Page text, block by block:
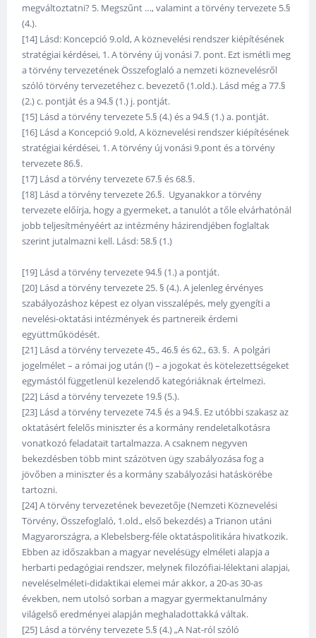
megváltoztatni? 5. Megszűnt …, valamint a törvény tervezete 5.§
(4.).
[14] Lásd: Koncepció 9.old, A köznevelési rendszer kiépítésének
stratégiai kérdései, 1. A törvény új vonási 7. pont. Ezt ismétli meg
a törvény tervezetének Összefoglaló a nemzeti köznevelésről
szóló törvény tervezetéhez c. bevezető (1.old.). Lásd még a 77.§
(2.) c. pontját és a 94.§ (1.) j. pontját.
[15] Lásd a törvény tervezete 5.§ (4.) és a 94.§ (1.) a. pontját.
[16] Lásd a Koncepció 9.old, A köznevelési rendszer kiépítésének
stratégiai kérdései, 1. A törvény új vonási 9.pont és a törvény
tervezete 86.§.
[17] Lásd a törvény tervezete 67.§ és 68.§.
[18] Lásd a törvény tervezete 26.§. Ugyanakkor a törvény
tervezete előírja, hogy a gyermeket, a tanulót a tőle elvárhatónál
jobb teljesítményéért az intézmény házirendjében foglaltak
szerint jutalmazni kell. Lásd: 58.§ (1.)
[19] Lásd a törvény tervezete 94.§ (1.) a pontját.
[20] Lásd a törvény tervezete 25. § (4.). A jelenleg érvényes
szabályozáshoz képest ez olyan visszalépés, mely gyengíti a
nevelési-oktatási intézmények és partnereik érdemi
együttműködését.
[21] Lásd a törvény tervezete 45., 46.§ és 62., 63. §. A polgári
jogelmélet – a római jog után (!) – a jogokat és kötelezettségeket
egymástól függetlenül kezelendő kategóriáknak értelmezi.
[22] Lásd a törvény tervezete 19.§ (5.).
[23] Lásd a törvény tervezete 74.§ és a 94.§. Ez utóbbi szakasz az
oktatásért felelős miniszter és a kormány rendeletalkotásra
vonatkozó feladatait tartalmazza. A csaknem negyven
bekezdésben több mint százötven ügy szabályozása fog a
jövőben a miniszter és a kormány szabályozási hatáskörébe
tartozni.
[24] A törvény tervezetének bevezetője (Nemzeti Köznevelési
Törvény, Összefoglaló, 1.old., első bekezdés) a Trianon utáni
Magyarországra, a Klebelsberg-féle oktatáspolitikára hivatkozik.
Ebben az időszakban a magyar nevelésügy elméleti alapja a
herbarti pedagógiai rendszer, melynek filozófiai-lélektani alapjai,
neveléselméleti-didaktikai elemei már akkor, a 20-as 30-as
években, nem utolsó sorban a magyar gyermektanulmány
világelső eredményei alapján meghaladottakká váltak.
[25] Lásd a törvény tervezete 5.§ (4.) „A Nat-ról szóló